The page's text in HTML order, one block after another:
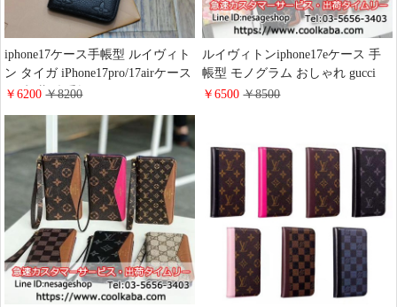
iphone17ケース手帳型 ルイヴィト
ン タイガ iPhone17pro/17airケース
黒 赤 薄型 手帳スマホケース モノ
ォン 16/16promax手帳カバー ビジ
ネス風 高評価 ハイブランド
iphone15/14/13ケース大人おしゃれ
￥6200￥8200
ルイヴィトンiphone17eケース 手
帳型 モノグラム おしゃれ gucci
iphone17pro/17promaxスマホケー
ス 男女向け
￥6500￥8500